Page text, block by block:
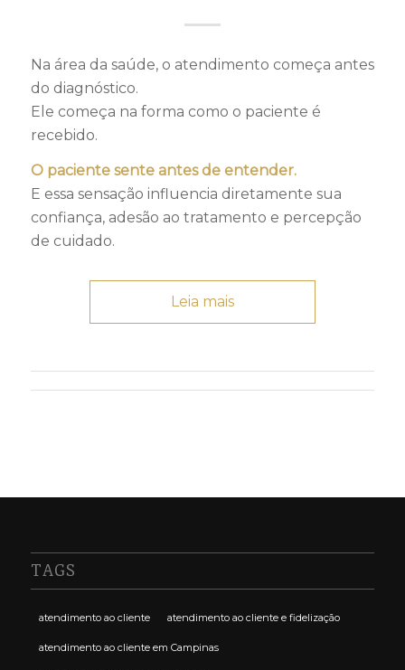
Na área da saúde, o atendimento começa antes
do diagnóstico.
Ele começa na forma como o paciente é
recebido.
O paciente sente antes de entender.
E essa sensação influencia diretamente sua
confiança, adesão ao tratamento e percepção
de cuidado.
Leia mais
TAGS
atendimento ao cliente atendimento ao cliente e fidelização
atendimento ao cliente em Campinas